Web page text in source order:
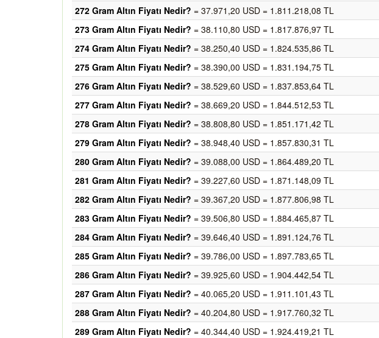
272 Gram Altın Fiyatı Nedir? = 37.971,20 USD = 1.811.218,08 TL
273 Gram Altın Fiyatı Nedir? = 38.110,80 USD = 1.817.876,97 TL
274 Gram Altın Fiyatı Nedir? = 38.250,40 USD = 1.824.535,86 TL
275 Gram Altın Fiyatı Nedir? = 38.390,00 USD = 1.831.194,75 TL
276 Gram Altın Fiyatı Nedir? = 38.529,60 USD = 1.837.853,64 TL
277 Gram Altın Fiyatı Nedir? = 38.669,20 USD = 1.844.512,53 TL
278 Gram Altın Fiyatı Nedir? = 38.808,80 USD = 1.851.171,42 TL
279 Gram Altın Fiyatı Nedir? = 38.948,40 USD = 1.857.830,31 TL
280 Gram Altın Fiyatı Nedir? = 39.088,00 USD = 1.864.489,20 TL
281 Gram Altın Fiyatı Nedir? = 39.227,60 USD = 1.871.148,09 TL
282 Gram Altın Fiyatı Nedir? = 39.367,20 USD = 1.877.806,98 TL
283 Gram Altın Fiyatı Nedir? = 39.506,80 USD = 1.884.465,87 TL
284 Gram Altın Fiyatı Nedir? = 39.646,40 USD = 1.891.124,76 TL
285 Gram Altın Fiyatı Nedir? = 39.786,00 USD = 1.897.783,65 TL
286 Gram Altın Fiyatı Nedir? = 39.925,60 USD = 1.904.442,54 TL
287 Gram Altın Fiyatı Nedir? = 40.065,20 USD = 1.911.101,43 TL
288 Gram Altın Fiyatı Nedir? = 40.204,80 USD = 1.917.760,32 TL
289 Gram Altın Fiyatı Nedir? = 40.344,40 USD = 1.924.419,21 TL